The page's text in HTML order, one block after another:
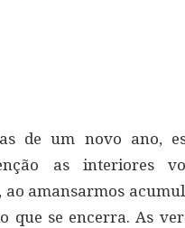
de um novo ano,
as interiores
ao amansarmos
que se encerra. As